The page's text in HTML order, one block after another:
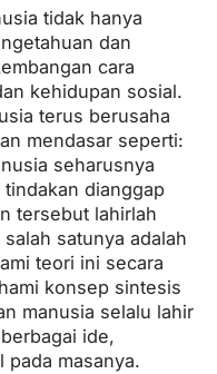
tidak hanya
dan
cara
kehidupan sosial.
terus berusaha
mendasar seperti:
seharusnya
dianggap
tersebut lahirlah
satunya adalah
teori ini secara
konsep sintesis
manusia selalu lahir
ide,
pada masanya.